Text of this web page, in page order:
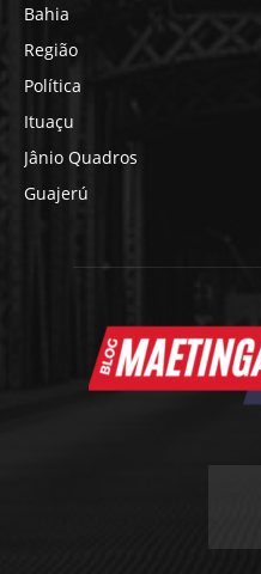
Bahia
Região
Política
Ituaçu
Jânio Quadros
Guajerú